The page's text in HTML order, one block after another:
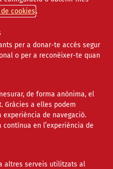
cookies
per a donar-te accés segur
o per a reconèixer-te quan
de forma anònima, el
Gràcies a elles podem
de navegació.
contínua en l’experiència de
altres serveis utilitzats al
| Tecnològic |
|